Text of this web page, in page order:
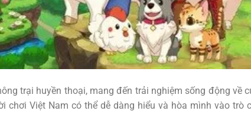
trại huyền thoại, mang đến trải nghiệm sống động về
chơi Việt Nam có thể dễ dàng hiểu và hòa mình vào trò